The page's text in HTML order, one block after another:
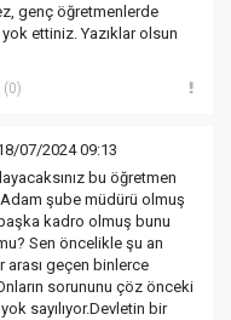
genç öğretmenlerde
yok ettiniz. Yazıklar olsun
(0)
07/2024 09:13
bu öğretmen
şube müdürü olmuş
kadro olmuş bunu
Sen öncelikle şu an
arası geçen binlerce
sorununu çöz önceki
sayılıyor.Devletin bir